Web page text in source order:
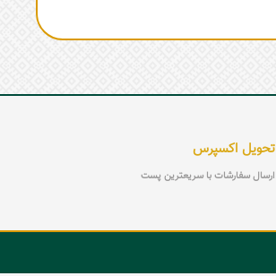
تحویل اکسپرس
ارسال سفارشات با سریعترین پست